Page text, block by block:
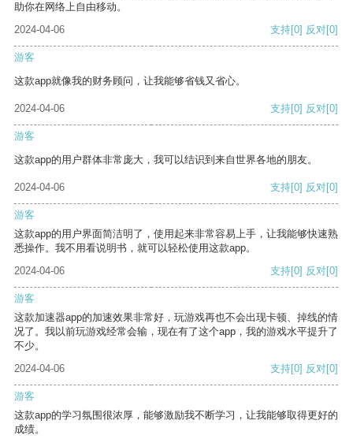
助你在网络上自由移动。
2024-04-06
支持[0] 反对[0]
游客
这款app就像我的财务顾问，让我能够省钱又省心。
2024-04-06 支持[0] 反对[0]
游客
这款app的用户群体非常庞大，我可以结识到来自世界各地的朋友。
2024-04-06 支持[0] 反对[0]
游客
这款app的用户界面简洁明了，使用起来非常容易上手，让我能够快速熟
悉操作。我不用看说明书，就可以轻松使用这款app。
2024-04-06
支持[0] 反对[0]
游客
这款加速器app的加速效果非常好，玩游戏再也不会出现卡顿、掉线的情
况了。我以前玩游戏经常会输，现在有了这个app，我的游戏水平提升了
不少。
2024-04-06
支持[0] 反对[0]
游客
这款app的学习氛围很浓厚，能够激励我不断学习，让我能够取得更好的
成绩。